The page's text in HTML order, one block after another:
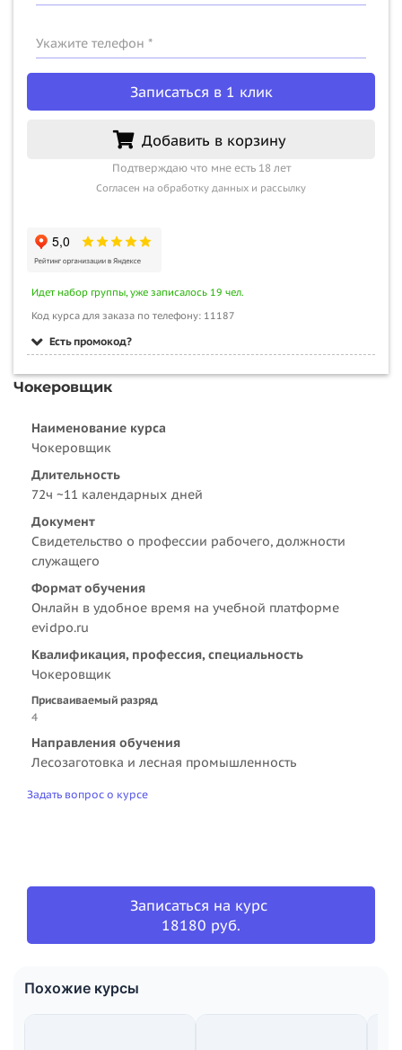
Укажите телефон *
Записаться в 1 клик
Добавить в корзину
Подтверждаю что мне есть 18 лет
Согласен на обработку данных и рассылку
Идет набор группы, уже записалось 19 чел.
Код курса для заказа по телефону: 11187
Есть промокод?
Чокеровщик
Наименование курса
Чокеровщик
Длительность
72ч ~11 календарных дней
Документ
Свидетельство о профессии рабочего, должности
служащего
Формат обучения
Онлайн в удобное время на учебной платформе
evidpo.ru
Квалификация, профессия, специальность
Чокеровщик
Присваиваемый разряд
4
Направления обучения
Лесозаготовка и лесная промышленность
Задать вопрос о курсе
Записаться на курс
18180 руб.
Похожие курсы